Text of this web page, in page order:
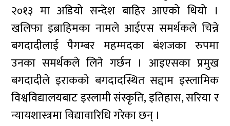
२०१३ मा अडियो सन्देश बाहिर आएको थियो ।
खलिफा इब्राहिमका नामले आईएस समर्थकले चिन्ने
बगदादीलाई पैगम्बर महम्मदका बंशजका रुपमा
उनका समर्थकले लिने गर्छन । आइएसका प्रमुख
बगदादीले इराकको बगदादस्थित सद्दाम इस्लामिक
विश्वविद्यालयबाट इस्लामी संस्कृति, इतिहास, सरिया र
न्यायशास्त्रमा विद्यावारिधि गरेका छन् ।